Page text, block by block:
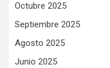
Octubre 2025
Septiembre 2025
Agosto 2025
Junio 2025